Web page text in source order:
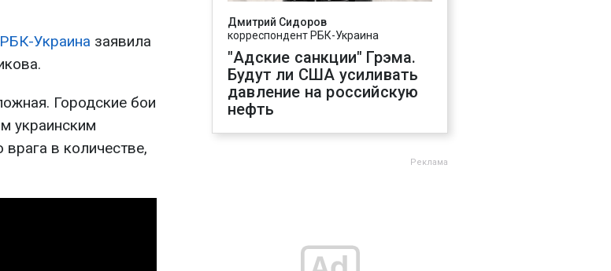
Украина заявила
Городские бои
украинским
в количестве,
Дмитрий Сидоров
корреспондент РБК-Украина
"Адские санкции" Грэма.
Будут ли США усиливать
давление на российскую
нефть